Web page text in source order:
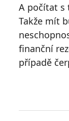
A počítat s
Takže mít
finanční
případě